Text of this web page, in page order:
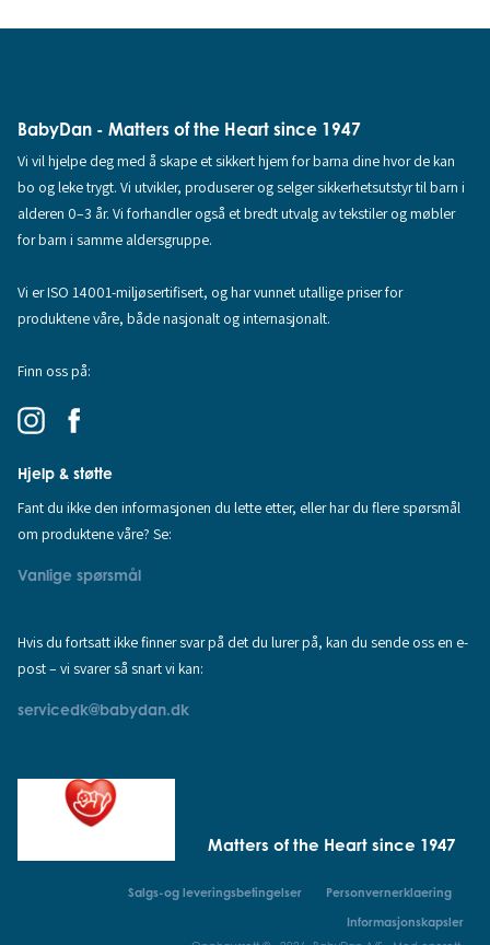
BabyDan - Matters of the Heart since 1947
Vi vil hjelpe deg med å skape et sikkert hjem for barna dine hvor de kan
bo og leke trygt. Vi utvikler, produserer og selger sikkerhetsutstyr til barn i
alderen 0–3 år. Vi forhandler også et bredt utvalg av tekstiler og møbler
for barn i samme aldersgruppe.
Vi er ISO 14001-miljøsertifisert, og har vunnet utallige priser for
produktene våre, både nasjonalt og internasjonalt.
Finn oss på:
Hjelp & støtte
Fant du ikke den informasjonen du lette etter, eller har du flere spørsmål
om produktene våre? Se:
Vanlige spørsmål
Hvis du fortsatt ikke finner svar på det du lurer på, kan du sende oss en e-
post – vi svarer så snart vi kan:
servicedk@babydan.dk
Matters of the Heart since 1947
Salgs-og leveringsbetingelser
Personvernerklaering
Informasjonskapsler